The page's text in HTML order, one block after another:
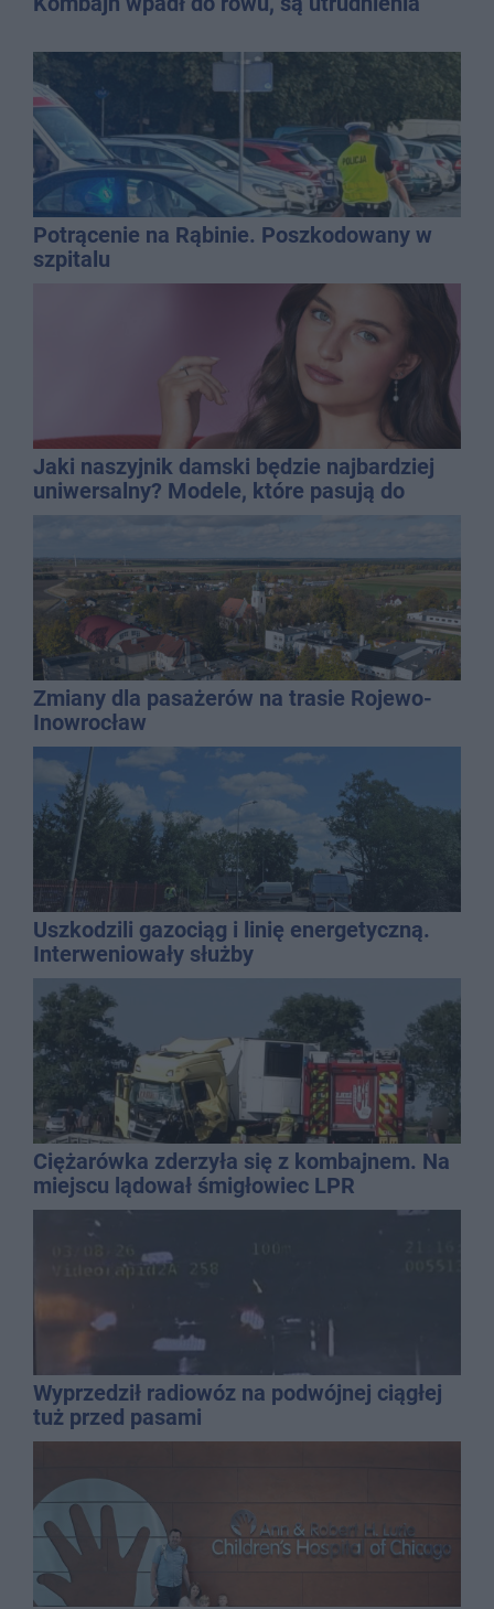
Potrącenie na Rąbinie. Poszkodowany w
szpitalu
Jaki naszyjnik damski będzie najbardziej
uniwersalny? Modele, które pasują do
wielu stylizacji
Zmiany dla pasażerów na trasie Rojewo-
Inowrocław
Uszkodzili gazociąg i linię energetyczną.
Interweniowały służby
Ciężarówka zderzyła się z kombajnem. Na
miejscu lądował śmigłowiec LPR
Wyprzedził radiowóz na podwójnej ciągłej
tuż przed pasami